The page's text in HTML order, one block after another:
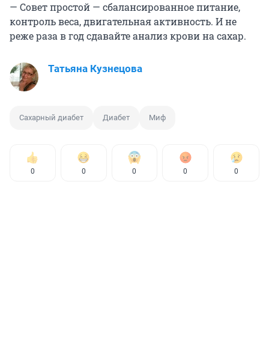
— Совет простой — сбалансированное питание,
контроль веса, двигательная активность. И не
реже раза в год сдавайте анализ крови на сахар.
Татьяна Кузнецова
Сахарный диабет Диабет Миф
0 0 0 0 0